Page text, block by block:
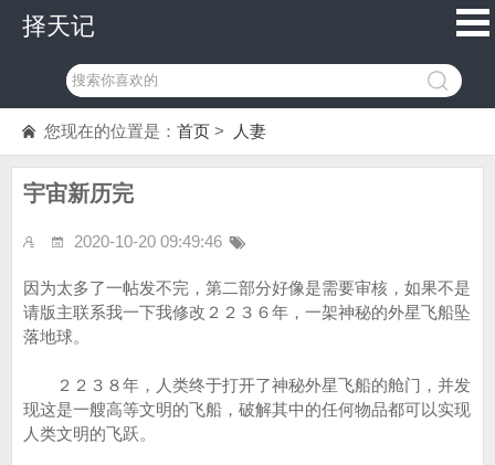
择天记
您现在的位置是： 首页 > 人妻
宇宙新历完
2020-10-20 09:49:46
因为太多了一帖发不完，第二部分好像是需要审核，如果不是
请版主联系我一下我修改２２３６年，一架神秘的外星飞船坠
落地球。
２２３８年，人类终于打开了神秘外星飞船的舱门，并发
现这是一艘高等文明的飞船，破解其中的任何物品都可以实现
人类文明的飞跃。